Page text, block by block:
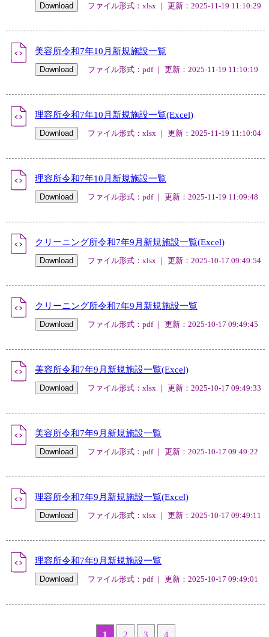
ファイル形式：xlsx ｜ 更新：2025-11-19 11:10:29
美容所令和7年10月新規施設一覧
ファイル形式：pdf ｜ 更新：2025-11-19 11:10:19
理容所令和7年10月新規施設一覧(Excel)
ファイル形式：xlsx ｜ 更新：2025-11-19 11:10:04
理容所令和7年10月新規施設一覧
ファイル形式：pdf ｜ 更新：2025-11-19 11:09:48
クリーニング所令和7年9月新規施設一覧(Excel)
ファイル形式：xlsx ｜ 更新：2025-10-17 09:49:54
クリーニング所令和7年9月新規施設一覧
ファイル形式：pdf ｜ 更新：2025-10-17 09:49:45
美容所令和7年9月新規施設一覧(Excel)
ファイル形式：xlsx ｜ 更新：2025-10-17 09:49:33
美容所令和7年9月新規施設一覧
ファイル形式：pdf ｜ 更新：2025-10-17 09:49:22
理容所令和7年9月新規施設一覧(Excel)
ファイル形式：xlsx ｜ 更新：2025-10-17 09:49:11
理容所令和7年9月新規施設一覧
ファイル形式：pdf ｜ 更新：2025-10-17 09:49:01
1 2 3 4